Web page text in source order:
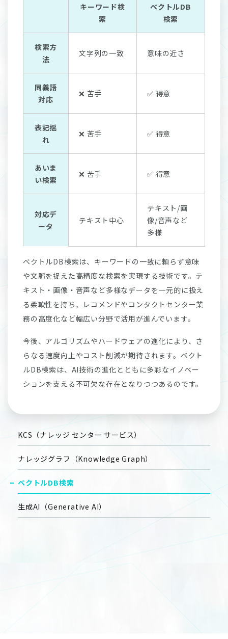
KCS（ナレッジ センター サービス）
ナレッジグラフ（Knowledge Graph）
ベクトルDB検索
生成AI（Generative AI）
キーワード検
索
ベクトルDB
検索
検索方
法
文字列の一致 意味の近さ
同義語
対応
❌ 苦手 ✅ 得意
表記揺
れ
❌ 苦手 ✅ 得意
あいま
い検索
❌ 苦手 ✅ 得意
対応デ
ータ
テキスト中心
テキスト/画
像/音声など
多様
ベクトルDB検索は、キーワードの一致に頼らず意味
や文脈を捉えた高精度な検索を実現する技術です。テ
キスト・画像・音声など多様なデータを一元的に扱え
る柔軟性を持ち、レコメンドやコンタクトセンター業
務の高度化など幅広い分野で活用が進んでいます。
今後、アルゴリズムやハードウェアの進化により、さ
らなる速度向上やコスト削減が期待されます。ベクト
ルDB検索は、AI技術の進化とともに多彩なイノベー
ションを支える不可欠な存在となりつつあるのです。